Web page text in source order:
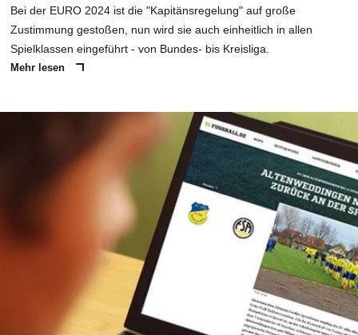
Bei der EURO 2024 ist die "Kapitänsregelung" auf große
Zustimmung gestoßen, nun wird sie auch einheitlich in allen
Spielklassen eingeführt - von Bundes- bis Kreisliga.
Mehr lesen